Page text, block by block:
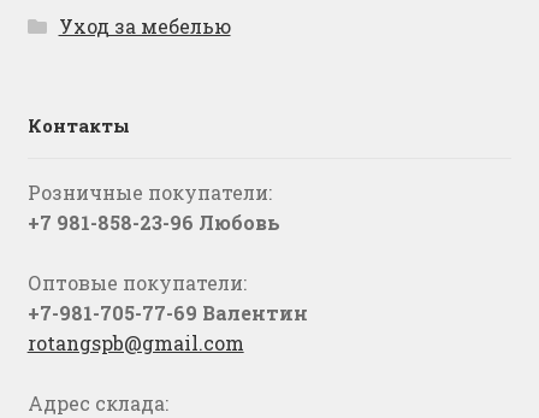
Уход за мебелью
Контакты
Розничные покупатели:
+7 981-858-23-96 Любовь
Оптовые покупатели:
+7-981-705-77-69 Валентин
rotangspb@gmail.com
Адрес склада: